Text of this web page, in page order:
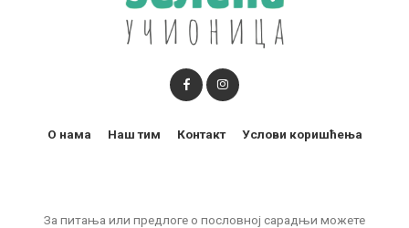
За питања или предлоге о пословној сарадњи можете
О нама Наш тим Контакт Услови коришћења